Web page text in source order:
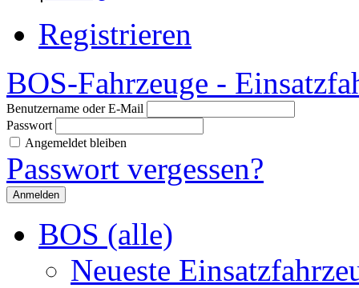
Registrieren
BOS-Fahrzeuge -
Benutzername oder E-Mail
Passwort
Angemeldet bleiben
Passwort vergessen?
BOS (alle)
Neueste